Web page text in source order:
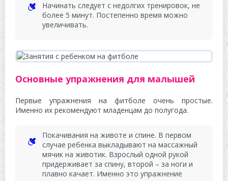
Начинать следует с недолгих тренировок, не
более 5 минут. Постепенно время можно
увеличивать.
Основные упражнения для малышей
Первые упражнения на фитболе очень простые.
Именно их рекомендуют младенцам до полугода.
Покачивания на животе и спине. В первом
случае ребенка выкладывают на массажный
мячик на животик. Взрослый одной рукой
придерживает за спину, второй – за ноги и
плавно качает. Именно это упражнение